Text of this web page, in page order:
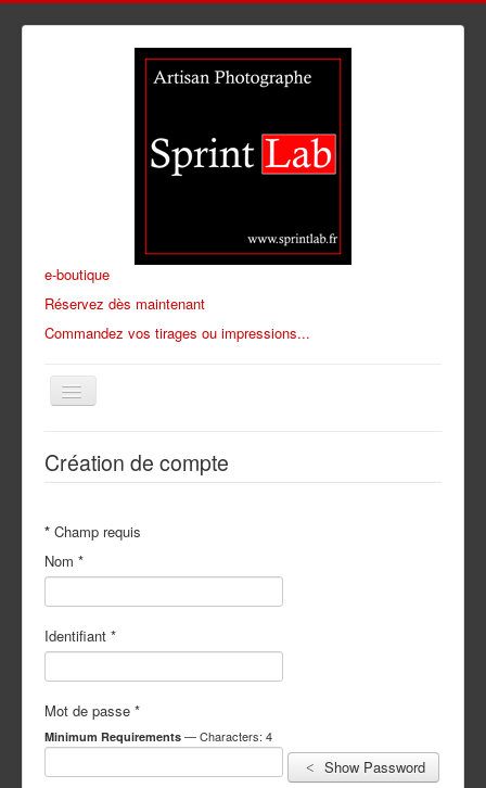
e-boutique
Réservez dès maintenant
Commandez vos tirages ou impressions...
Tirages photos
Les tirages "Polaroïd"
Les copies de photos
Développements
Autres services
Transfert Vidéo
Borne - Photobooth
Création de compte
* Champ requis
Nom *
Identifiant *
Mot de passe *
Minimum Requirements — Characters: 4
Show Password